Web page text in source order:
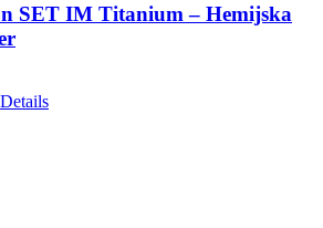
SET IM Titanium – Hemijska
Details